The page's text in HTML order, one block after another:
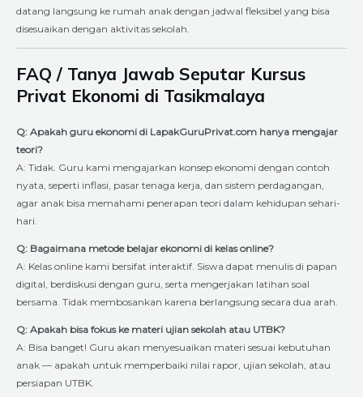
datang langsung ke rumah anak dengan jadwal fleksibel yang bisa
disesuaikan dengan aktivitas sekolah.
FAQ / Tanya Jawab Seputar Kursus
Privat Ekonomi di Tasikmalaya
Q: Apakah guru ekonomi di LapakGuruPrivat.com hanya mengajar
teori?
A: Tidak. Guru kami mengajarkan konsep ekonomi dengan contoh
nyata, seperti inflasi, pasar tenaga kerja, dan sistem perdagangan,
agar anak bisa memahami penerapan teori dalam kehidupan sehari-
hari.
Q: Bagaimana metode belajar ekonomi di kelas online?
A: Kelas online kami bersifat interaktif. Siswa dapat menulis di papan
digital, berdiskusi dengan guru, serta mengerjakan latihan soal
bersama. Tidak membosankan karena berlangsung secara dua arah.
Q: Apakah bisa fokus ke materi ujian sekolah atau UTBK?
A: Bisa banget! Guru akan menyesuaikan materi sesuai kebutuhan
anak — apakah untuk memperbaiki nilai rapor, ujian sekolah, atau
persiapan UTBK.